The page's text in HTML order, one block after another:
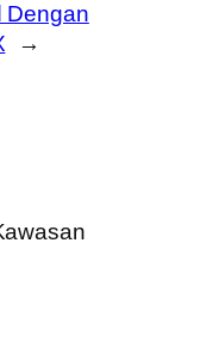
Dengan
→